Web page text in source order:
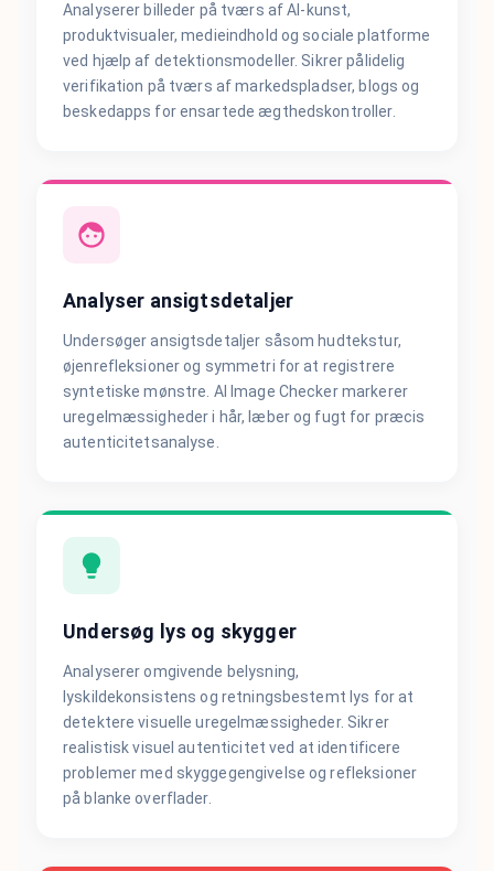
Analyserer billeder på tværs af AI-kunst,
produktvisualer, medieindhold og sociale platforme
ved hjælp af detektionsmodeller. Sikrer pålidelig
verifikation på tværs af markedspladser, blogs og
beskedapps for ensartede ægthedskontroller.
Analyser ansigtsdetaljer
Undersøger ansigtsdetaljer såsom hudtekstur,
øjenrefleksioner og symmetri for at registrere
syntetiske mønstre. AI Image Checker markerer
uregelmæssigheder i hår, læber og fugt for præcis
autenticitetsanalyse.
Undersøg lys og skygger
Analyserer omgivende belysning,
lyskildekonsistens og retningsbestemt lys for at
detektere visuelle uregelmæssigheder. Sikrer
realistisk visuel autenticitet ved at identificere
problemer med skyggegengivelse og refleksioner
på blanke overflader.